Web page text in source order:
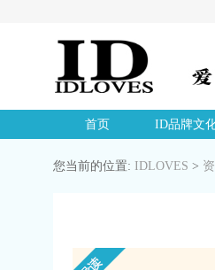
首页 ID品牌文
您当前的位置: IDLOVES >